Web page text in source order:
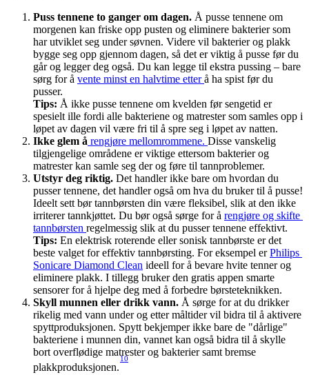
Puss tennene to ganger om dagen. Å pusse tennene om
morgenen kan friske opp pusten og eliminere bakterier som
har utviklet seg under søvnen. Videre vil bakterier og plakk
bygge seg opp gjennom dagen, så det er viktig å pusse før du
går og legger deg også. Du kan legge til ekstra pussing – bare
sørg for å vente minst en halvtime etter å ha spist før du
pusser.
Tips: Å ikke pusse tennene om kvelden før sengetid er
spesielt ille fordi alle bakteriene og matrester som samles opp i
løpet av dagen vil være fri til å spre seg i løpet av natten.
Ikke glem å rengjøre mellomrommene. Disse vanskelig
tilgjengelige områdene er viktige ettersom bakterier og
matrester kan samle seg der og føre til tannproblemer.
Utstyr deg riktig. Det handler ikke bare om hvordan du
pusser tennene, det handler også om hva du bruker til å pusse!
Ideelt sett bør tannbørsten din være fleksibel, slik at den ikke
irriterer tannkjøttet. Du bør også sørge for å rengjøre og skifte
tannbørsten regelmessig slik at du pusser tennene effektivt.
Tips: En elektrisk roterende eller sonisk tannbørste er det
beste valget for effektiv tannbørsting. For eksempel er Philips
Sonicare Diamond Clean ideell for å bevare hvite tenner og
eliminere plakk. I tillegg bruker den gratis appen smarte
sensorer for å hjelpe deg med å forbedre børsteteknikken.
Skyll munnen eller drikk vann. Å sørge for at du drikker
rikelig med vann under og etter måltider vil bidra til å aktivere
spyttproduksjonen. Spytt bekjemper ikke bare de "dårlige"
bakteriene i munnen din, vannet kan også bidra til å skylle
bort overflødige matrester og bakterier samt bremse
plakkproduksjonen.
10